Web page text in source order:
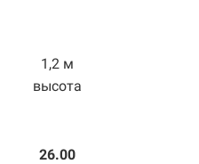
1,2 м
высота
26.00